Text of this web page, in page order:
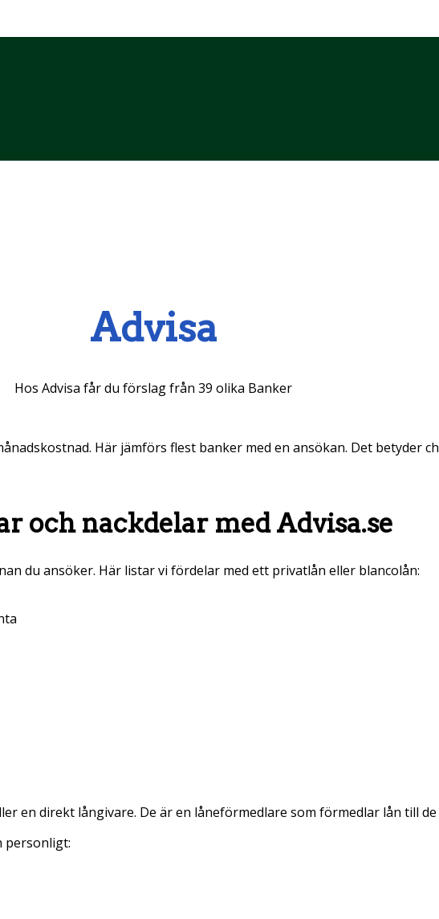
Advisa
Hos Advisa får du förslag från 39 olika Banker
Här jämförs flest banker med en ansökan. Det betyder
och nackdelar med Advisa.se
du ansöker. Här listar vi fördelar med ett privatlån eller blancolån:
en direkt långivare. De är en låneförmedlare som förmedlar lån till de
personligt: